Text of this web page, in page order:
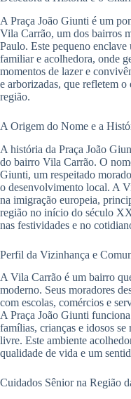
A Praça João Giunti é um
Vila Carrão, um dos bairros
Paulo. Este pequeno
familiar e acolhedora, onde
momentos de lazer e
e arborizadas, que refletem
região.
A Origem do Nome e a
A história da Praça João
do bairro Vila Carrão. O
Giunti, um respeitado
o desenvolvimento local. A
na imigração europeia,
região no início do século
nas festividades e no
Perfil da Vizinhança e
A Vila Carrão é um bairro
moderno. Seus moradores
com escolas, comércios e
A Praça João Giunti
famílias, crianças e idosos
livre. Este ambiente
qualidade de vida e um
Cuidados Sênior na Região